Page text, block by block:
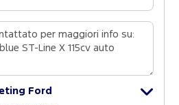
Ford